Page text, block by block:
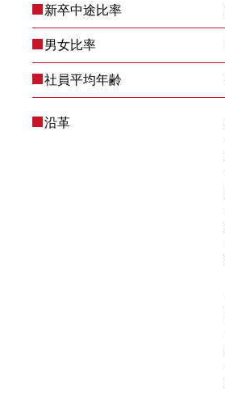
新卒中途比率
男女比率
社員平均年齢
沿革